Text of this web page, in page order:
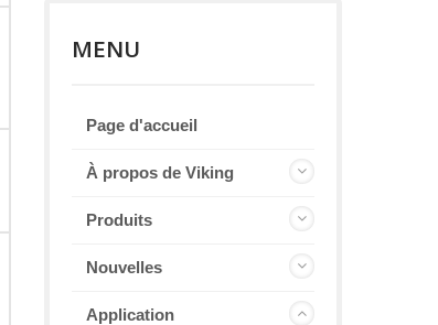
MENU
Page d'accueil
À propos de Viking
Produits
Nouvelles
Application